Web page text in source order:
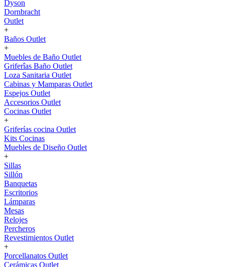
Dyson
Dornbracht
Outlet
+
Baños Outlet
+
Muebles de Baño Outlet
Griferîas Baño Outlet
Loza Sanitaria Outlet
Cabinas y Mamparas Outlet
Espejos Outlet
Accesorios Outlet
Cocinas Outlet
+
Griferías cocina Outlet
Kits Cocinas
Muebles de Diseño Outlet
+
Sillas
Sillón
Banquetas
Escritorios
Lámparas
Mesas
Relojes
Percheros
Revestimientos Outlet
+
Porcellanatos Outlet
Cerámicas Outlet